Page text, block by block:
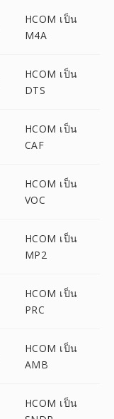
HCOM เป็น
M4A
HCOM เป็น
DTS
HCOM เป็น
CAF
HCOM เป็น
VOC
HCOM เป็น
MP2
HCOM เป็น
PRC
HCOM เป็น
AMB
HCOM เป็น